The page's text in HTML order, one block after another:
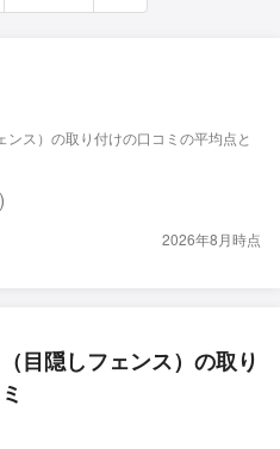
ス）の取り付けの口コミの平均点と
2026年8月時点
目隠しフェンス）の取り